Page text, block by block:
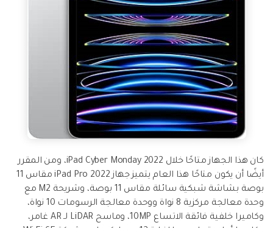
كان هذا الجهاز متاحًا خلال iPad Cyber Monday 2022، ومن المقرر
أيضًا أن يكون متاحًا هذا العام يتميز جهاز iPad Pro 2022 مقاس 11
بوصة بشاشة شبكية سائلة مقاس 11 بوصة، وشريحة M2 مع
وحدة معالجة مركزية 8 نواة ووحدة معالجة الرسومات 10 نواة،
وكاميرا خلفية فائقة الاتساع 10MP، وماسح LiDAR لـ AR غامر،